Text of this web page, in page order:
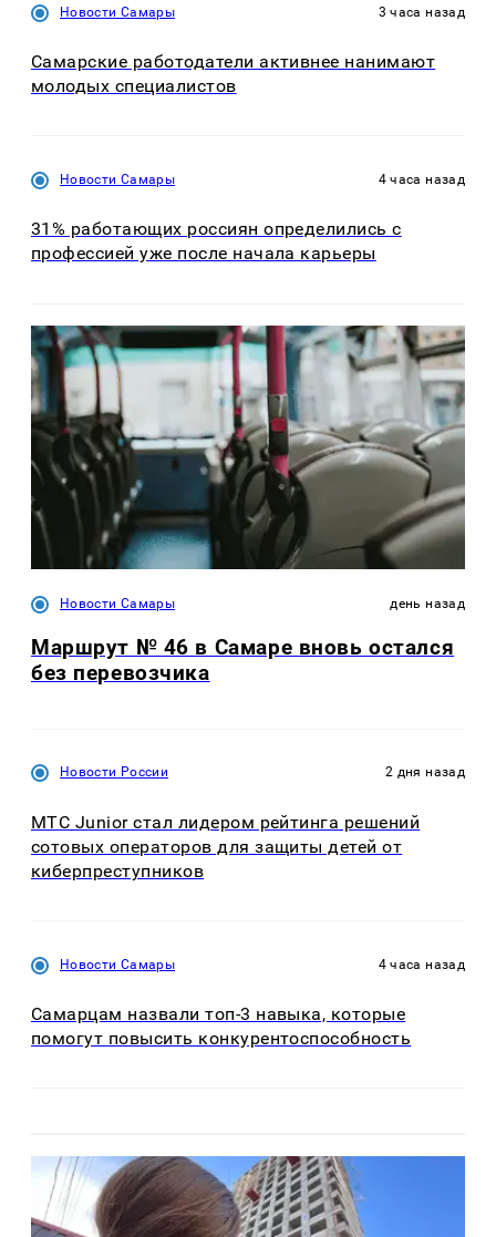
Новости Самары 3 часа назад
Самарские работодатели активнее нанимают
молодых специалистов
Новости Самары 4 часа назад
31% работающих россиян определились с
профессией уже после начала карьеры
Новости Самары день назад
Маршрут № 46 в Самаре вновь остался
без перевозчика
Новости России 2 дня назад
МТС Junior стал лидером рейтинга решений
сотовых операторов для защиты детей от
киберпреступников
Новости Самары 4 часа назад
Самарцам назвали топ-3 навыка, которые
помогут повысить конкурентоспособность